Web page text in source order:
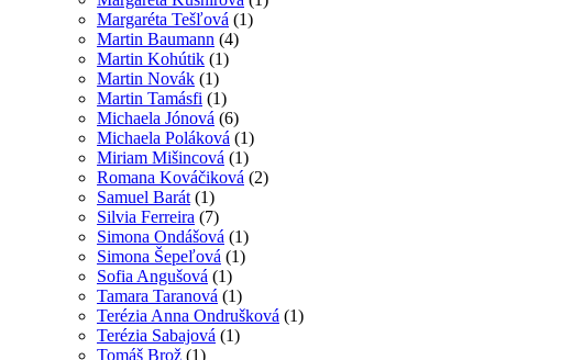
Margaréta Tešľová (1)
Martin Baumann (4)
Martin Kohútik (1)
Martin Novák (1)
Martin Tamásfi (1)
Michaela Jónová (6)
Michaela Poláková (1)
Miriam Mišincová (1)
Romana Kováčiková (2)
Samuel Barát (1)
Silvia Ferreira (7)
Simona Ondášová (1)
Simona Šepeľová (1)
Sofia Angušová (1)
Tamara Taranová (1)
Terézia Anna Ondrušková (1)
Terézia Sabajová (1)
Tomáš Brož (1)